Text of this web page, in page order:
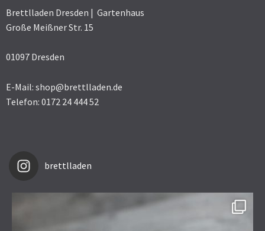
Brettlladen Dresden | Gartenhaus
Große Meißner Str. 15
01097 Dresden
E-Mail: shop@brettlladen.de
Telefon: 0172 24 444 52
brettlladen